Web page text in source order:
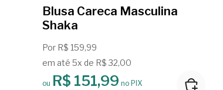
Blusa Careca Masculina
Shaka
Por R$ 159,99
em até 5x de R$ 32,00
ou R$ 151,99 no PIX